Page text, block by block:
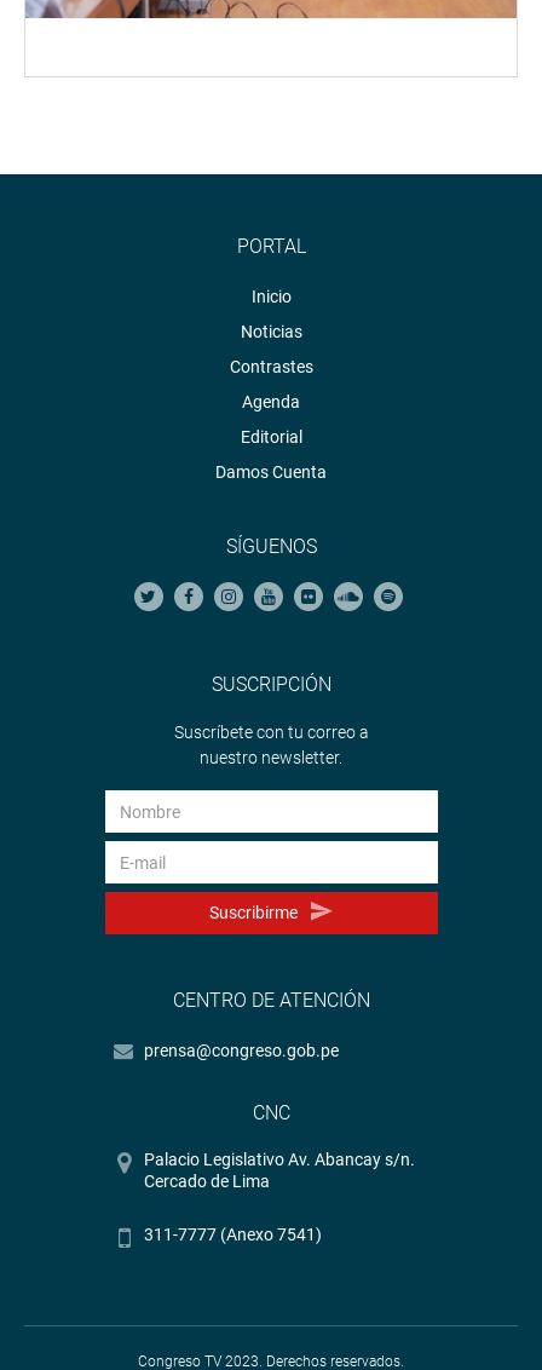
PORTAL
Inicio
Noticias
Contrastes
Agenda
Editorial
Damos Cuenta
SÍGUENOS
SUSCRIPCIÓN
Suscríbete con tu correo a
nuestro newsletter.
Suscribirme
CENTRO DE ATENCIÓN
prensa@congreso.gob.pe
CNC
Palacio Legislativo Av. Abancay s/n.
Cercado de Lima
311-7777 (Anexo 7541)
Congreso TV 2023. Derechos reservados.